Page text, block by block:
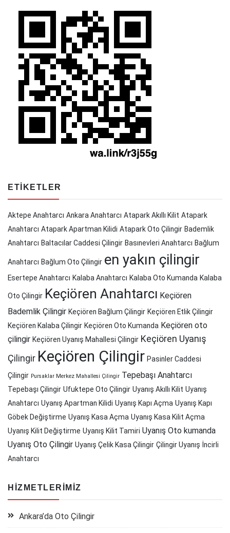
ETIKETLER
Aktepe Anahtarcı Ankara Anahtarcı Atapark Akıllı Kilit Atapark
Anahtarcı Atapark Apartman Kilidi Atapark Oto Çilingir Bademlik
Anahtarcı Baltacılar Caddesi Çilingir Basınevleri Anahtarcı Bağlum
Anahtarcı Bağlum Oto Çilingir en yakın çilingir
Esertepe Anahtarcı Kalaba Anahtarcı Kalaba Oto Kumanda Kalaba
Oto Çilingir Keçiören Anahtarcı Keçiören
Bademlik Çilingir Keçiören Bağlum Çilingir Keçiören Etlik Çilingir
Keçiören Kalaba Çilingir Keçiören Oto Kumanda Keçiören oto
çilingir Keçiören Uyanış Mahallesi Çilingir Keçiören Uyanış
Çilingir Keçiören Çilingir Pasinler Caddesi
Çilingir Pursaklar Merkez Mahallesi Çilingir Tepebaşı Anahtarcı
Tepebaşı Çilingir Ufuktepe Oto Çilingir Uyanış Akıllı Kilit Uyanış
Anahtarcı Uyanış Apartman Kilidi Uyanış Kapı Açma Uyanış Kapı
Göbek Değiştirme Uyanış Kasa Açma Uyanış Kasa Kilit Açma
Uyanış Kilit Değiştirme Uyanış Kilit Tamiri Uyanış Oto kumanda
Uyanış Oto Çilingir Uyanış Çelik Kasa Çilingir Çilingir Uyanış İncirli
Anahtarcı
HIZMETLERIMIZ
Ankara’da Oto Çilingir